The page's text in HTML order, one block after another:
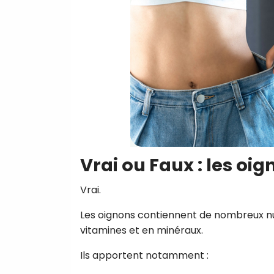
Vrai ou Faux : les
Vrai.
Les oignons contiennent de nombreux
vitamines et en minéraux.
Ils apportent notamment :